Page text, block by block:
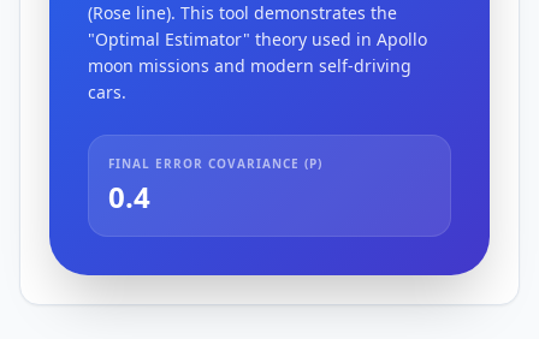
(Rose line). This tool demonstrates the
"Optimal Estimator" theory used in Apollo
moon missions and modern self-driving
cars.
FINAL ERROR COVARIANCE (P)
0.4